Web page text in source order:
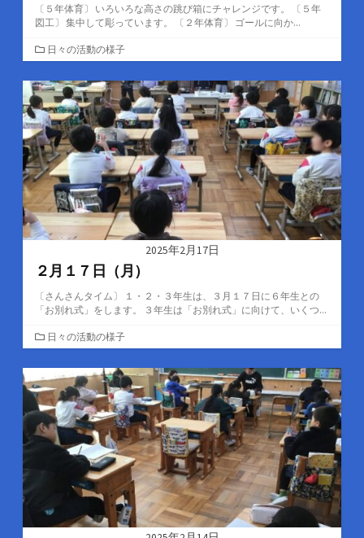
〔５年体育〕 いろいろな高さの跳び箱にチャレンジです。 〔５年
図工〕 集中して彫っています。 〔２年体育〕 ゴールに向か...
カ
テ
ゴ
リ
ー
日々の活動の様子
2025年2月17日
２月１７日（月）
〔さんさんタイム〕 １・２・３年生は、３月１７日に６年生との
「お別れ式」をします。 ３年生は「お別れ式」に向けて、いくつ...
カ
テ
ゴ
リ
ー
日々の活動の様子